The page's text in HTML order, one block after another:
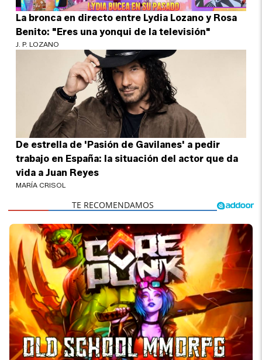
La bronca en directo entre Lydia Lozano y Rosa
Benito: "Eres una yonqui de la televisión"
J. P. LOZANO
De estrella de 'Pasión de Gavilanes' a pedir
trabajo en España: la situación del actor que da
vida a Juan Reyes
MARÍA CRISOL